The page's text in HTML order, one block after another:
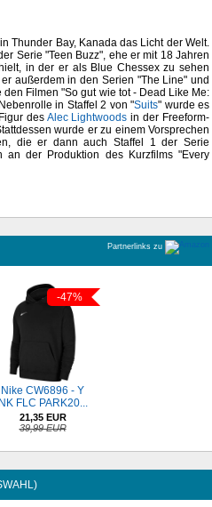
Thunder Bay, Kanada das Licht der Welt.
Serie "Teen Buzz", ehe er mit 18 Jahren
in der er als Blue Chessex zu sehen
außerdem in den Serien "The Line" und
Filmen "So gut wie tot - Dead Like Me:
in Staffel 2 von "Suits" wurde es
des Alec Lightwoods in der Freeform-
wurde er zu einem Vorsprechen
die er dann auch Staffel 1 der Serie
an der Produktion des Kurzfilms "Every
Partnerlinks zu
-47%
Nike CW6896 - Y
NK FLC PARK20...
21,35 EUR
39,99 EUR